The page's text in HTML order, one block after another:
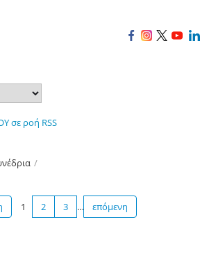
σε ροή RSS
/
1 2 3 … επόμενη